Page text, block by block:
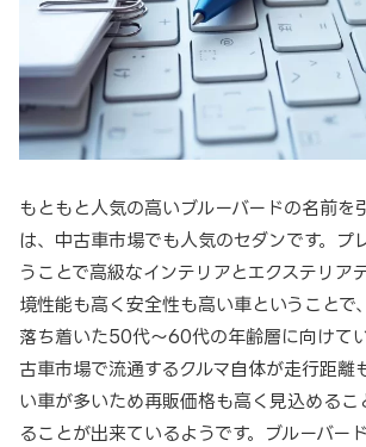
もともと人気の高いブルーバードの名前を
は、中古車市場でも人気のセダンです。プ
うことで高級なインテリアとエクステリア
境性能も高く安全性も高い車ということで
落ち着いた50代～60代の年齢層に向けて
古車市場で流通するクルマ自体が走行距離
い車が多いため再販価格も高く見込めるこ
ることが出来ているようです。ブルーバー